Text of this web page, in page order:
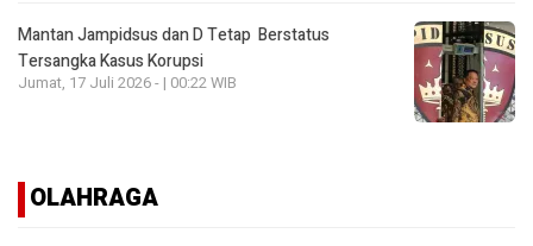
Mantan Jampidsus dan D Tetap Berstatus
Tersangka Kasus Korupsi
Jumat, 17 Juli 2026 - | 00:22 WIB
OLAHRAGA